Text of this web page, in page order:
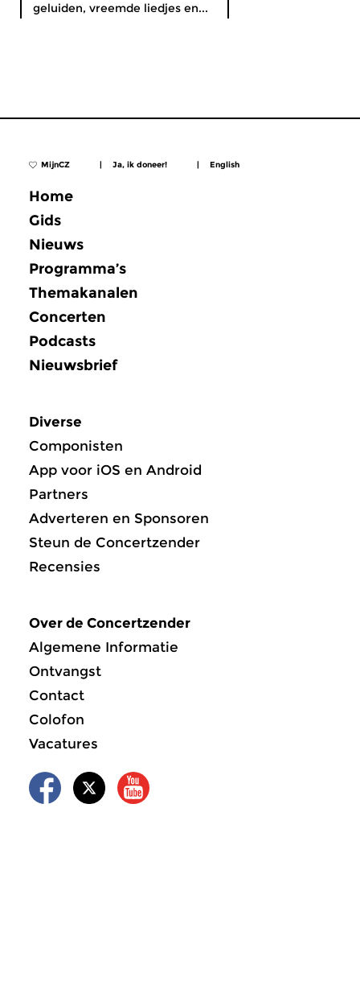
geluiden, vreemde liedjes en...
MijnCZ | Ja, ik doneer! | English
Home
Gids
Nieuws
Programma’s
Themakanalen
Concerten
Podcasts
Nieuwsbrief
Diverse
Componisten
App voor iOS en Android
Partners
Adverteren en Sponsoren
Steun de Concertzender
Recensies
Over de Concertzender
Algemene Informatie
Ontvangst
Contact
Colofon
Vacatures